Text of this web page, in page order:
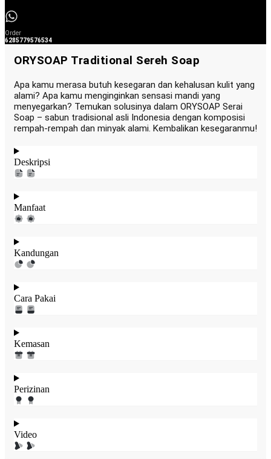
Order
6285779576534
ORYSOAP Traditional Sereh Soap
Apa kamu merasa butuh kesegaran dan kehalusan kulit yang
alami? Apa kamu menginginkan sensasi mandi yang
menyegarkan? Temukan solusinya dalam ORYSOAP Serai
Soap – sabun tradisional asli Indonesia dengan komposisi
rempah-rempah dan minyak alami. Kembalikan kesegaranmu!
Deskripsi
Manfaat
Kandungan
Cara Pakai
Kemasan
Perizinan
Video